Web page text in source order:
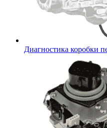
Диагностика коробки